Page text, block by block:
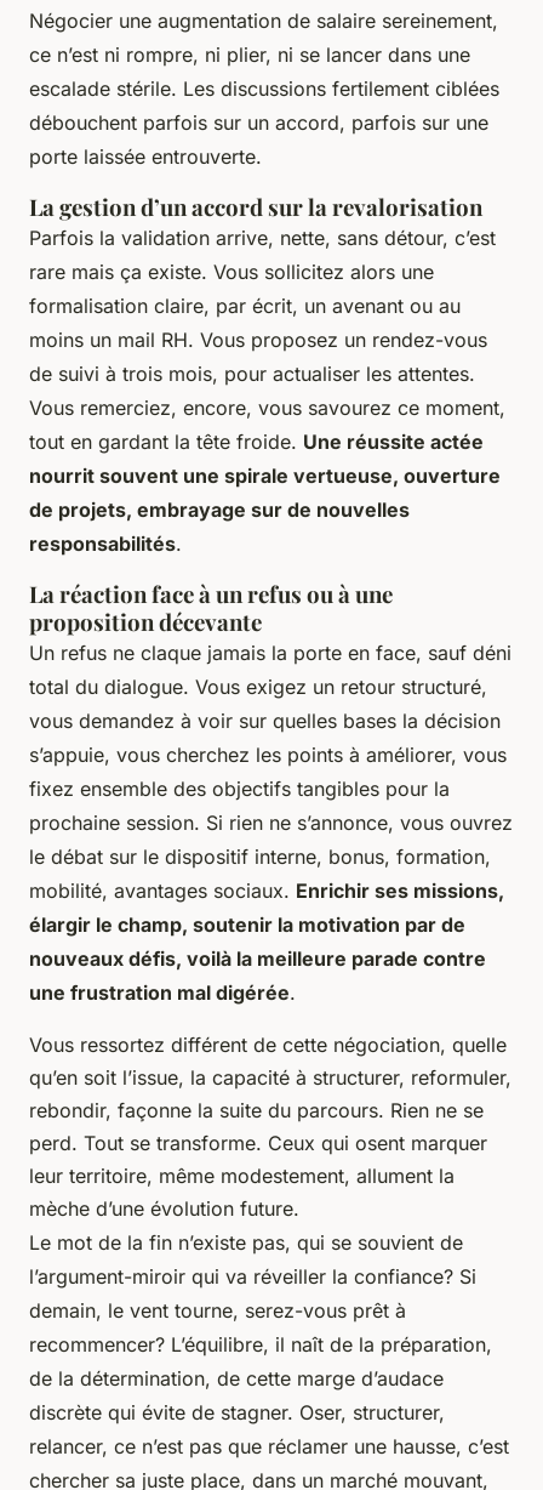
Négocier une augmentation de salaire sereinement,
ce n’est ni rompre, ni plier, ni se lancer dans une
escalade stérile. Les discussions fertilement ciblées
débouchent parfois sur un accord, parfois sur une
porte laissée entrouverte.
La gestion d’un accord sur la revalorisation
Parfois la validation arrive, nette, sans détour, c’est
rare mais ça existe. Vous sollicitez alors une
formalisation claire, par écrit, un avenant ou au
moins un mail RH. Vous proposez un rendez-vous
de suivi à trois mois, pour actualiser les attentes.
Vous remerciez, encore, vous savourez ce moment,
tout en gardant la tête froide. Une réussite actée
nourrit souvent une spirale vertueuse, ouverture
de projets, embrayage sur de nouvelles
responsabilités.
La réaction face à un refus ou à une
proposition décevante
Un refus ne claque jamais la porte en face, sauf déni
total du dialogue. Vous exigez un retour structuré,
vous demandez à voir sur quelles bases la décision
s’appuie, vous cherchez les points à améliorer, vous
fixez ensemble des objectifs tangibles pour la
prochaine session. Si rien ne s’annonce, vous ouvrez
le débat sur le dispositif interne, bonus, formation,
mobilité, avantages sociaux. Enrichir ses missions,
élargir le champ, soutenir la motivation par de
nouveaux défis, voilà la meilleure parade contre
une frustration mal digérée.
Vous ressortez différent de cette négociation, quelle
qu’en soit l’issue, la capacité à structurer, reformuler,
rebondir, façonne la suite du parcours. Rien ne se
perd. Tout se transforme. Ceux qui osent marquer
leur territoire, même modestement, allument la
mèche d’une évolution future.
Le mot de la fin n’existe pas, qui se souvient de
l’argument-miroir qui va réveiller la confiance? Si
demain, le vent tourne, serez-vous prêt à
recommencer? L’équilibre, il naît de la préparation,
de la détermination, de cette marge d’audace
discrète qui évite de stagner. Oser, structurer,
relancer, ce n’est pas que réclamer une hausse, c’est
chercher sa juste place, dans un marché mouvant,